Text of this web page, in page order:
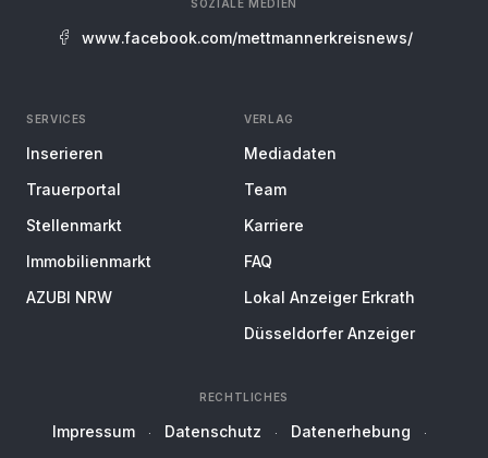
SOZIALE MEDIEN
www.facebook.com/mettmannerkreisnews/
SERVICES
Inserieren
Trauerportal
Stellenmarkt
Immobilienmarkt
AZUBI NRW
VERLAG
Mediadaten
Team
Karriere
FAQ
Lokal Anzeiger Erkrath
Düsseldorfer Anzeiger
RECHTLICHES
Impressum Datenschutz Datenerhebung